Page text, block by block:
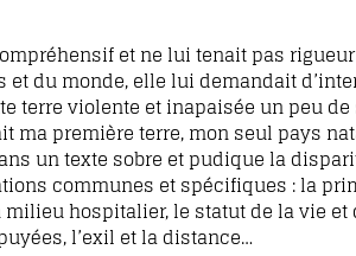
et ne lui tenait pas
du monde, elle lui demandait
terre violente et inapaisée un peu de
ma première terre, mon seul pays
un texte sobre et pudique la
communes et spécifiques : la
hospitalier, le statut de la vie et
l’exil et la distance…